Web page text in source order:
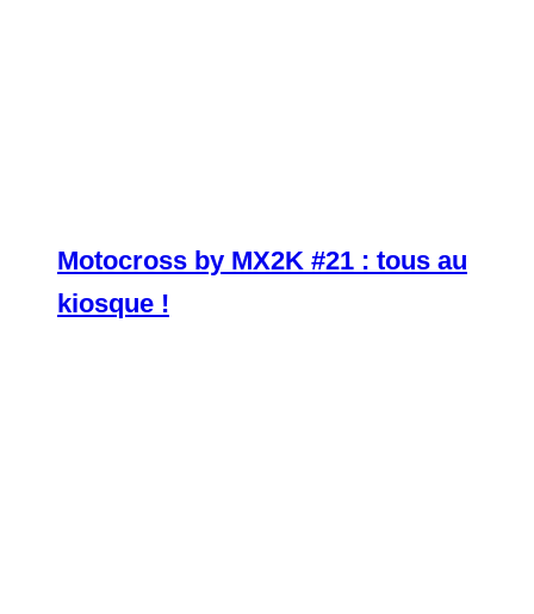
Motocross by MX2K #21 : tous au
kiosque !